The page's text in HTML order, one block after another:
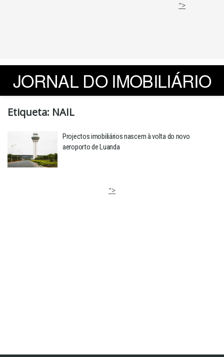
">
JORNAL DO IMOBILIÁRIO
Etiqueta: NAIL
Projectos imobiliários nascem à volta do novo
aeroporto de Luanda
">